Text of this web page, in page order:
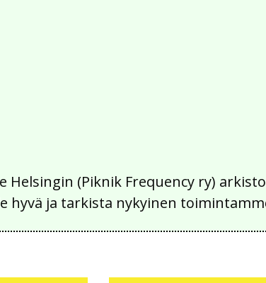
Helsingin (Piknik Frequency ry)
hyvä ja tarkista nykyinen